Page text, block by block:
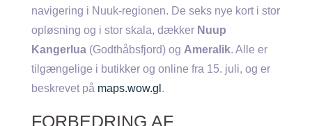
navigering i Nuuk-regionen. De seks nye kort i stor
opløsning og i stor skala, dækker Nuup
Kangerlua (Godthåbsfjord) og Ameralik. Alle er
tilgængelige i butikker og online fra 15. juli, og er
beskrevet på maps.wow.gl .
FORBEDRING AF